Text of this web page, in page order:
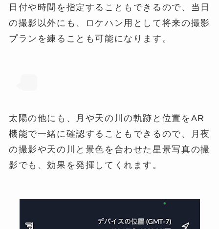
日付や時間を指定することもできるので、当日
の撮影以外にも、ロケハン用として将来の撮影
プランを練ることも可能になります。
太陽の他にも、月や天の川の軌跡と位置をAR
機能で一緒に確認することもできるので、月夜
の撮影や天の川と景色を合わせた星景写真の撮
影でも、効果を発揮してくれます。